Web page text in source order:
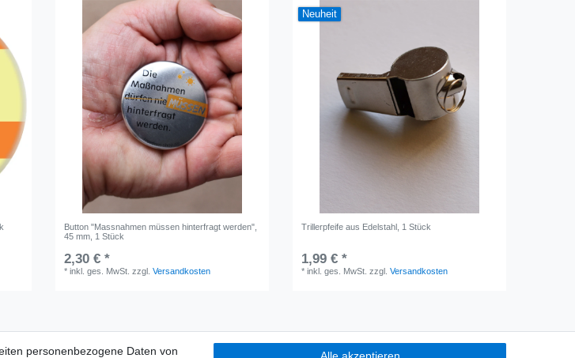
Button "Massnahmen müssen hinterfragt werden",
45 mm, 1 Stück
2,30 € *
*inkl. ges. MwSt. zzgl.Versandkosten
Neuheit
Trillerpfeife aus Edelstahl, 1 Stück
1,99 € *
*inkl. ges. MwSt. zzgl.Versandkosten
personenbezogene Daten von